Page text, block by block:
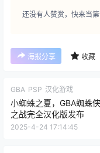
还没有人赞赏，快来当第
海报分享 收藏
GBA PSP 汉化游戏
小蜘蛛之夏，GBA蜘蛛
之战完全汉化版发布
2025-4-24 17:14:45